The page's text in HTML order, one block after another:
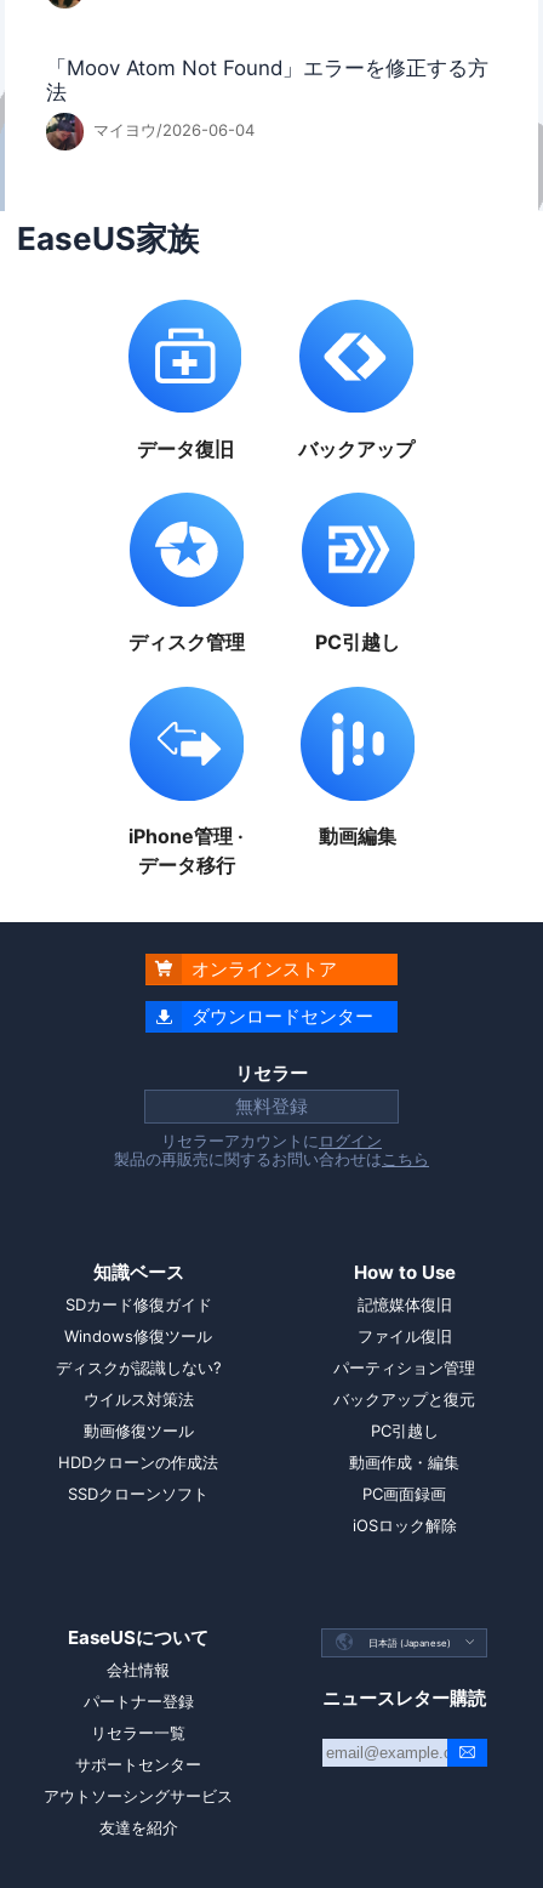
「Moov Atom Not Found」エラーを修正する方
法
マイヨウ/2026-06-04
EaseUS家族
データ復旧 バックアップ
ディスク管理 PC引越し
iPhone管理 ·
データ移行
動画編集
 オンラインストア
 ダウンロードセンター
リセラー
無料登録
リセラーアカウントに ログイン
製品の再販売に関するお問い合わせは こちら
知識ベース
SDカード修復ガイド
Windows修復ツール
ディスクが認識しない?
ウイルス対策法
動画修復ツール
HDDクローンの作成法
SSDクローンソフト
How to Use
記憶媒体復旧
ファイル復旧
パーティション管理
バックアップと復元
PC引越し
動画作成・編集
PC画面録画
iOSロック解除
EaseUSについて
会社情報
パートナー登録
リセラー一覧
サポートセンター
アウトソーシングサービス
友達を紹介
 日本語 (Japanese) 
ニュースレター購読